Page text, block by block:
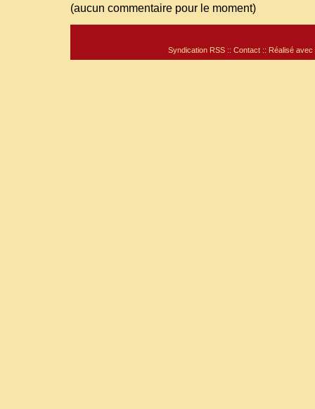
(aucun commentaire pour le moment)
Syndication RSS :: Contact :: Réalisé avec